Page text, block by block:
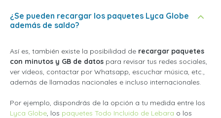
¿Se pueden recargar los paquetes Lyca Globe
además de saldo?
Así es, también existe la posibilidad de recargar paquetes
con minutos y GB de datos para revisar tus redes sociales,
ver vídeos, contactar por Whatsapp, escuchar música, etc.,
además de llamadas nacionales e incluso internacionales.
Por ejemplo, dispondrás de la opción a tu medida entre los
Lyca Globe, los paquetes Todo Incluido de Lebara o los